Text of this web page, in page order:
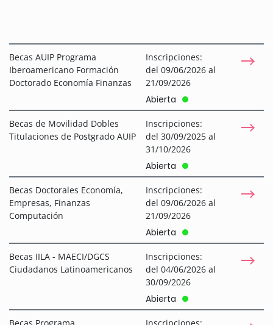
Becas AUIP Programa
Iberoamericano Formación
Doctorado Economía Finanzas
Inscripciones:
del 09/06/2026 al
21/09/2026
Abierta
Becas de Movilidad Dobles
Titulaciones de Postgrado AUIP
Inscripciones:
del 30/09/2025 al
31/10/2026
Abierta
Becas Doctorales Economía,
Empresas, Finanzas
Computación
Inscripciones:
del 09/06/2026 al
21/09/2026
Abierta
Becas IILA - MAECI/DGCS
Ciudadanos Latinoamericanos
Inscripciones:
del 04/06/2026 al
30/09/2026
Abierta